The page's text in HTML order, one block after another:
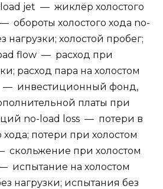
jet — жиклёр холостого
обороты холостого хода no-
холостой пробег;
flow — расход при
расход пара на холостом
— инвестиционный фонд,
платы при
no-load loss — потери в
потери при холостом
скольжение при холостом
испытание на холостом
нагрузки; испытания без